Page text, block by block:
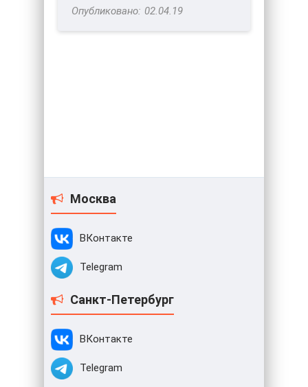
02.04.19
Москва
ВКонтакте
Telegram
Санкт-Петербург
ВКонтакте
Telegram